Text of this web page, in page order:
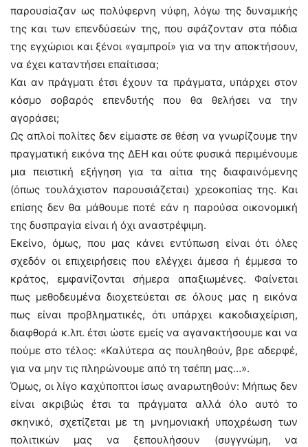
παρουσίαζαν ως πολύφερνη νύφη, λόγω της δυναμικής
της και των επενδύσεών της, που σφάζονταν στα πόδια
της εγχώριοι και ξένοι «γαμπροί» για να την αποκτήσουν,
να έχει καταντήσει επαίτισσα;
Και αν πράγματι έτσι έχουν τα πράγματα, υπάρχει στον
κόσμο σοβαρός επενδυτής που θα θελήσει να την
αγοράσει;
Ως απλοί πολίτες δεν είμαστε σε θέση να γνωρίζουμε την
πραγματική εικόνα της ΔΕΗ και ούτε φυσικά περιμένουμε
μια πειστική εξήγηση για τα αίτια της διαφαινόμενης
(όπως τουλάχιστον παρουσιάζεται) χρεοκοπίας της. Και
επίσης δεν θα μάθουμε ποτέ εάν η παρούσα οικονομική
της δυσπραγία είναι ή όχι αναστρέψιμη.
Εκείνο, όμως, που μας κάνει εντύπωση είναι ότι όλες
σχεδόν οι επιχειρήσεις που ελέγχει άμεσα ή έμμεσα το
κράτος, εμφανίζονται σήμερα απαξιωμένες. Φαίνεται
πως μεθοδευμένα διοχετεύεται σε όλους μας η εικόνα
πως είναι προβληματικές, ότι υπάρχει κακοδιαχείριση,
διαφθορά κ.λπ. έτσι ώστε εμείς να αγανακτήσουμε και να
πούμε στο τέλος: «Καλύτερα ας πουληθούν, βρε αδερφέ,
για να μην τις πληρώνουμε από τη τσέπη μας…».
Όμως, οι λίγο καχύποπτοι ίσως αναρωτηθούν: Μήπως δεν
είναι ακριβώς έτσι τα πράγματα αλλά όλο αυτό το
σκηνικό, σχετίζεται με τη μνημονιακή υποχρέωση των
πολιτικών μας να ξεπουλήσουν (συγγνώμη, να